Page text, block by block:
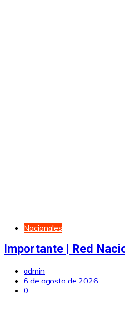
Nacionales
Importante | Red
admin
6 de agosto de 2026
0